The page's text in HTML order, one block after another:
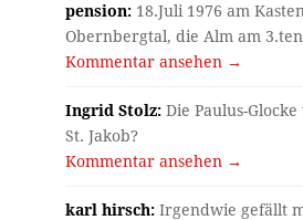
pension: 18.Juli 1976 am
Obernbergtal, die Alm am
Kommentar ansehen →
Ingrid Stolz: Die Paulus-
St. Jakob?
Kommentar ansehen →
karl hirsch: Irgendwie gefällt